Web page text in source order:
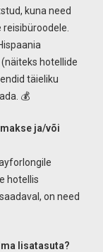
kuna need
hotellide
täieliku
💰
ja/või
hotellis
on need
lisatasuta?